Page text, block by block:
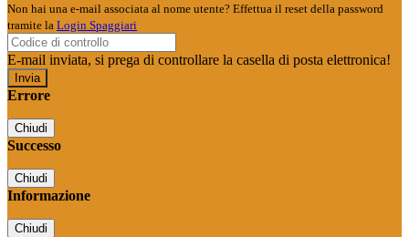
Non hai una e-mail associata al nome utente? Effettua il reset della password
tramite la Login Spaggiari
E-mail inviata, si prega di controllare la casella di posta elettronica!
Errore
Chiudi
Successo
Chiudi
Informazione
Chiudi